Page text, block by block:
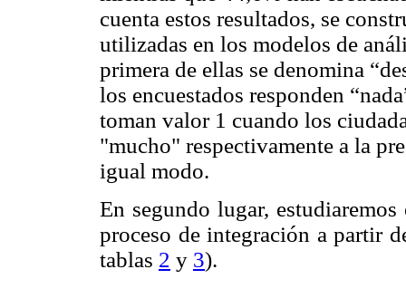
cuenta estos resultados, se
utilizadas en los modelos de
primera de ellas se denomina
los encuestados responden
toman valor 1 cuando los
"mucho" respectivamente a la
igual modo.
En segundo lugar,
proceso de integración a partir
tablas 2 y 3).